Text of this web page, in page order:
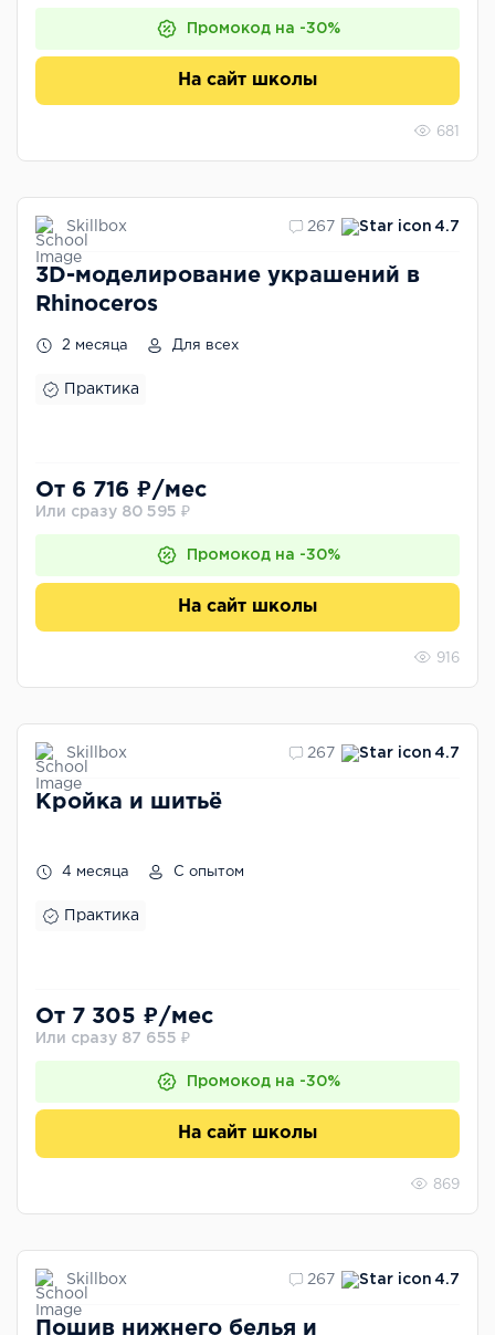
Промокод на -30%
На сайт школы
681
Skillbox 267 4.7
3D-моделирование украшений в
Rhinoceros
2 месяца Для всех
Практика
От 6 716 ₽/мес
Или сразу 80 595 ₽
Промокод на -30%
На сайт школы
916
Skillbox 267 4.7
Кройка и шитьё
4 месяца С опытом
Практика
От 7 305 ₽/мес
Или сразу 87 655 ₽
Промокод на -30%
На сайт школы
869
Skillbox 267 4.7
Пошив нижнего белья и